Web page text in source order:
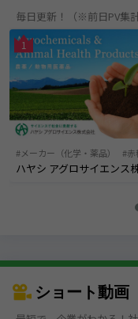
毎日更新！（※前日PV集計
1
メーカー（化学・薬品） 赤
ショート動画